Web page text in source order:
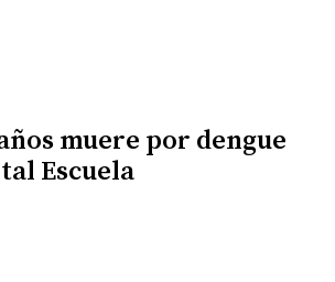
muere por dengue
Escuela